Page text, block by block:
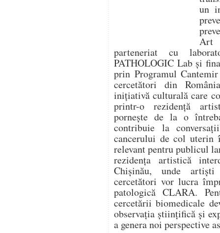
un
Art
parteneriat cu
PATHOLOGIC Lab și
prin Programul
cercetători din
inițiativă culturală care
printr-o rezidență
pornește de la o
contribuie la
cancerului de col uterin
relevant pentru publicul
rezidența artistică
Chișinău, unde
cercetători vor lucra
patologică CLARA.
cercetării biomedicale
observația științifică și
a genera noi perspective